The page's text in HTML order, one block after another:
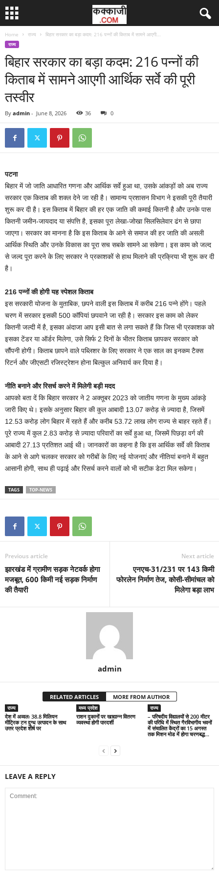
Home राज्य बिहार सरकार का बड़ा कदम: 216 पन्नों की किताब में सामने आएगी...
राज्य
बिहार सरकार का बड़ा कदम: 216 पन्नों की
किताब में सामने आएगी आर्थिक सर्वे की पूरी
तस्वीर
By admin - June 8, 2026 36 0
पटना
बिहार में जो जाति आधारित गणना और आर्थिक सर्वे हुआ था, उसके आंकड़ों को अब राज्य
सरकार एक किताब की शक्ल देने जा रही है। सामान्य प्रशासन विभाग ने इसकी पूरी तैयारी
शुरू कर दी है। इस किताब में बिहार की हर एक जाति की कमाई कितनी है और उनके पास
कितनी जमीन-जायदाद या संपत्ति है, इसका पूरा लेखा-जोखा सिलसिलेवार ढंग से छापा
जाएगा। सरकार का मानना है कि इस किताब के आने से समाज की हर जाति की असली
आर्थिक स्थिति और उनके विकास का पूरा सच सबके सामने आ सकेगा। इस काम को जल्द
से जल्द पूरा करने के लिए सरकार ने प्रकाशकों से हाथ मिलाने की प्रक्रिया भी शुरू कर दी
है।
216 पन्नों की होगी यह स्पेशल किताब
इस सरकारी योजना के मुताबिक, छपने वाली इस किताब में करीब 216 पन्ने होंगे। पहले
चरण में सरकार इसकी 500 कॉपियां छपवाने जा रही है। सरकार इस काम को लेकर
कितनी जल्दी में है, इसका अंदाजा आप इसी बात से लगा सकते हैं कि जिस भी प्रकाशक को
इसका टेंडर या ऑर्डर मिलेगा, उसे सिर्फ 2 दिनों के भीतर किताब छापकर सरकार को
सौंपनी होगी। किताब छापने वाले पब्लिशर के लिए सरकार ने एक साल का इनकम टैक्स
रिटर्न और जीएसटी रजिस्ट्रेशन होना बिल्कुल अनिवार्य कर दिया है।
नीति बनाने और रिसर्च करने में मिलेगी बड़ी मदद
आपको बता दें कि बिहार सरकार ने 2 अक्तूबर 2023 को जातीय गणना के मुख्य आंकड़े
जारी किए थे। इसके अनुसार बिहार की कुल आबादी 13.07 करोड़ से ज़्यादा है, जिसमें
12.53 करोड़ लोग बिहार में रहते हैं और करीब 53.72 लाख लोग राज्य से बाहर रहते हैं।
पूरे राज्य में कुल 2.83 करोड़ से ज़्यादा परिवारों का सर्वे हुआ था, जिसमें पिछड़ा वर्ग की
आबादी 27.13 प्रतिशत आई थी। जानकारों का कहना है कि इस आर्थिक सर्वे की किताब
के आने से आगे चलकर सरकार को गरीबों के लिए नई योजनाएं और नीतियां बनाने में बहुत
आसानी होगी, साथ ही पढ़ाई और रिसर्च करने वालों को भी सटीक डेटा मिल सकेगा।
TAGS TOP-NEWS
Previous article
झारखंड में ग्रामीण सड़क नेटवर्क होगा
मजबूत, 600 किमी नई सड़क निर्माण
की तैयारी
Next article
एनएच-31/231 पर 143 किमी
फोरलेन निर्माण तेज, कोसी-सीमांचल को
मिलेगा बड़ा लाभ
admin
RELATED ARTICLES MORE FROM AUTHOR
राज्य
देश में अव्वलः 38.8 मिलियन
मीट्रिक टन दुग्ध उत्पादन के साथ
उत्तर प्रदेश शीर्ष पर
मध्य प्रदेश
राशन दुकानों पर खाद्यान्न वितरण
व्यवस्था होगी पारदर्शी
राज्य
– परिषदीय विद्यालयों से 200 मीटर
की परिधि में स्थित गैरविभागीय भवनों
में संचालित केंद्रों का 15 अगस्त
तक मिशन मोड में होगा चरणबद्ध...
LEAVE A REPLY